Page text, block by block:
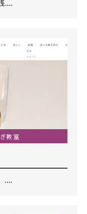
教室
....